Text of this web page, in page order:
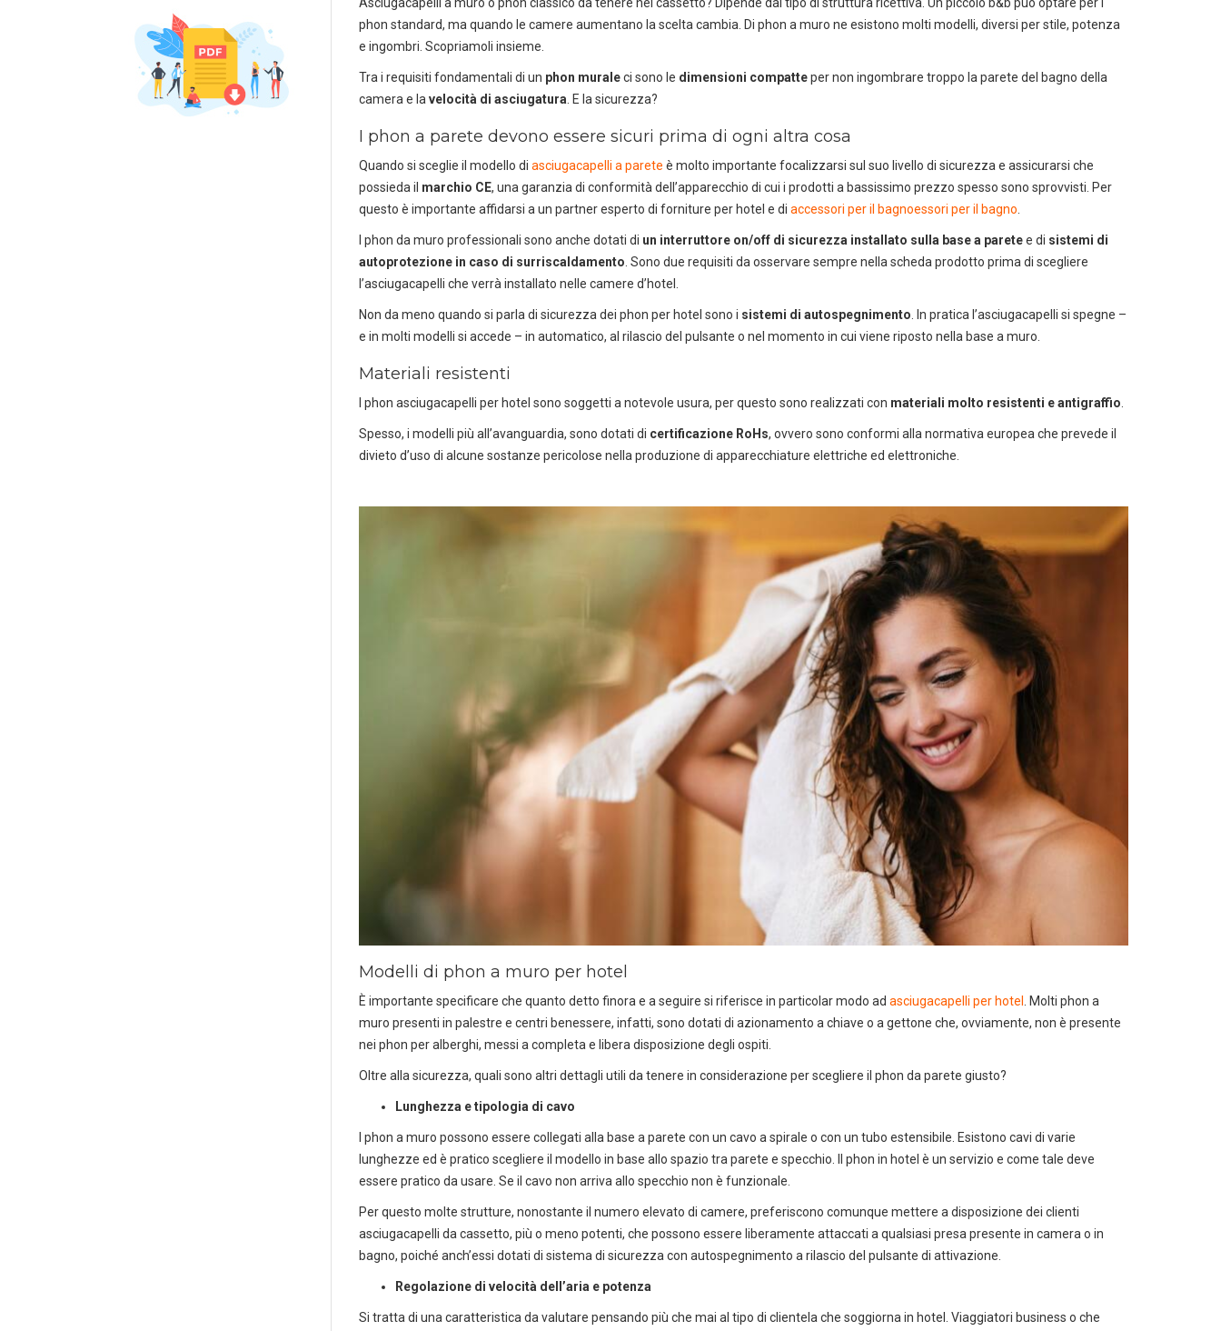
DEDICACIUN ALTRO SECONDO
Puoi facilmente conoscere tutti i nostri prodotti
scaricando i cataloghi in PDF.
CLICCA SULLE IMMAGINI
phon standard, ma quando le camere aumentano la scelta cambia. Di phon a muro ne esistono molti modelli, diversi per stile, potenza
e ingombri. Scopriamoli insieme.
Tra i requisiti fondamentali di un phon muraleci sono le dimensioni compatteper non ingombrare troppo la parete del bagno della
camera e la velocità di asciugatura . E la sicurezza?
I phon a parete devono essere sicuri prima di ogni altra cosa
Quando si sceglie il modello di asciugacapelli a parete è molto importante focalizzarsi sul suo livello di sicurezza e assicurarsi che
possieda il marchio CE, una garanzia di conformità dell’apparecchio di cui i prodotti a bassissimo prezzo spesso sono sprovvisti. Per
questo è importante affidarsi a un partner esperto di forniture per hotel e di accessori per il bagnoessori per il bagno
I phon da muro professionali sono anche dotati di un interruttore on/off di sicurezza installato sulla base a paretee di sistemi di
autoprotezione in caso di surriscaldamento . Sono due requisiti da osservare sempre nella scheda prodotto prima di scegliere
l’asciugacapelli che verrà installato nelle camere d’hotel.
Non da meno quando si parla di sicurezza dei phon per hotel sono i sistemi di autospegnimento . In pratica l’asciugacapelli si spegne –
e in molti modelli si accede – in automatico, al rilascio del pulsante o nel momento in cui viene riposto nella base a muro.
Materiali resistenti
I phon asciugacapelli per hotel sono soggetti a notevole usura, per questo sono realizzati con materiali molto resistenti e antigraffio
Spesso, i modelli più all’avanguardia, sono dotati di certificazione RoHs, ovvero sono conformi alla normativa europea che prevede il
divieto d’uso di alcune sostanze pericolose nella produzione di apparecchiature elettriche ed elettroniche.
Modelli di phon a muro per hotel
È importante specificare che quanto detto finora e a seguire si riferisce in particolar modo ad asciugacapelli per hotel . Molti phon a
muro presenti in palestre e centri benessere, infatti, sono dotati di azionamento a chiave o a gettone che, ovviamente, non è presente
nei phon per alberghi, messi a completa e libera disposizione degli ospiti.
Oltre alla sicurezza, quali sono altri dettagli utili da tenere in considerazione per scegliere il phon da parete giusto?
Lunghezza e tipologia di cavo
I phon a muro possono essere collegati alla base a parete con un cavo a spirale o con un tubo estensibile. Esistono cavi di varie
lunghezze ed è pratico scegliere il modello in base allo spazio tra parete e specchio. Il phon in hotel è un servizio e come tale deve
essere pratico da usare. Se il cavo non arriva allo specchio non è funzionale.
Per questo molte strutture, nonostante il numero elevato di camere, preferiscono comunque mettere a disposizione dei clienti
asciugacapelli da cassetto, più o meno potenti, che possono essere liberamente attaccati a qualsiasi presa presente in camera o in
bagno, poiché anch’essi dotati di sistema di sicurezza con autospegnimento a rilascio del pulsante di attivazione.
Regolazione di velocità dell’aria e potenza
Si tratta di una caratteristica da valutare pensando più che mai al tipo di clientela che soggiorna in hotel. Viaggiatori business o che